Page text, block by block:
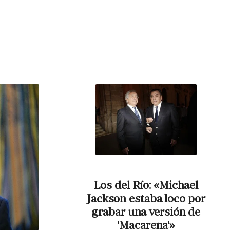
Los del Río: «Michael
Jackson estaba loco por
grabar una versión de
'Macarena'»